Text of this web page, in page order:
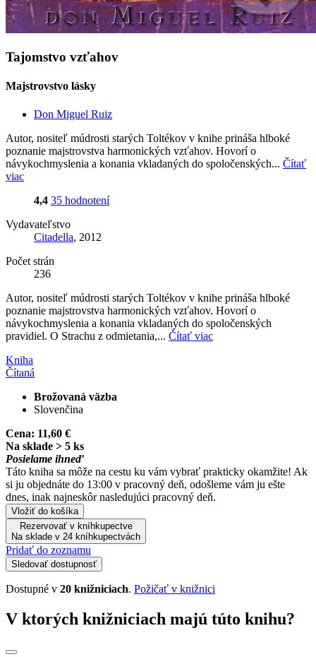
Tajomstvo vzťahov
Majstrovstvo lásky
Don Miguel Ruiz
Autor, nositeľ múdrosti starých Toltékov v knihe prináša hlboké
poznanie majstrovstva harmonických vzťahov. Hovorí o
návykochmyslenia a konania vkladaných do spoločenských... Čítať
viac
4,4 35 hodnotení
Vydavateľstvo
Citadella, 2012
Počet strán
236
Autor, nositeľ múdrosti starých Toltékov v knihe prináša hlboké
poznanie majstrovstva harmonických vzťahov. Hovorí o
návykochmyslenia a konania vkladaných do spoločenských
pravidiel. O Strachu z odmietania,... Čítať viac
Kniha
Čítaná
Brožovaná väzba
Slovenčina
Cena: 11,60 €
Na sklade > 5 ks
Posielame ihneď
Táto kniha sa môže na cestu ku vám vybrať prakticky okamžite! Ak
si ju objednáte do 13:00 v pracovný deň, odošleme vám ju ešte
dnes, inak najneskôr nasledujúci pracovný deň.
Vložiť do košíka
Rezervovať v kníhkupectve
Na sklade v 24 kníhkupectvách
Pridať do zoznamu
Sledovať dostupnosť
Dostupné v 20 knižniciach. Požičať v knižnici
V ktorých knižniciach majú túto knihu?